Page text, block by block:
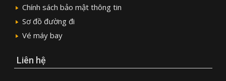
Chính sách bảo mật thông tin
Sơ đồ đường đi
Vé máy bay
Liên hệ